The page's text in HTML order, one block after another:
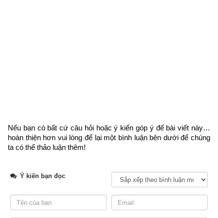
Nếu bạn có bất cứ câu hỏi hoặc ý kiến góp ý để bài viết này…
hoàn thiện hơn vui lòng để lại một bình luận bên dưới để chúng
ta có thể thảo luận thêm!
Ý kiến bạn đọc